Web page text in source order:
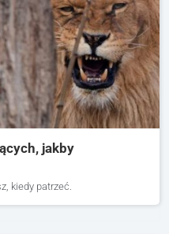
jakby
kiedy patrzeć.